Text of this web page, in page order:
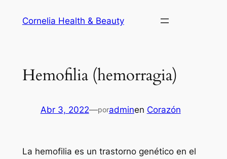
Cornelia Health & Beauty
Hemofilia (hemorragia)
Abr 3, 2022—poradminen Corazón
La hemofilia es un trastorno genético en el